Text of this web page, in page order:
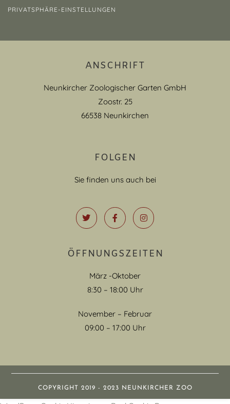
PRIVATSPHÄRE-EINSTELLUNGEN
ANSCHRIFT
Neunkircher Zoologischer Garten GmbH
Zoostr. 25
66538 Neunkirchen
FOLGEN
Sie finden uns auch bei
ÖFFNUNGSZEITEN
März -Oktober
8:30 – 18:00 Uhr
November – Februar
09:00 – 17:00 Uhr
COPYRIGHT 2019 - 2023 NEUNKIRCHER ZOO